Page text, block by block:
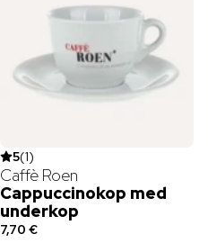
5(1)
Caffè Roen
Cappuccinokop med
underkop
7,70 €